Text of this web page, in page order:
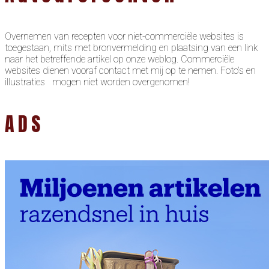
Overnemen van recepten voor niet-commerciële websites is
toegestaan, mits met bronvermelding en plaatsing van een link
naar het betreffende artikel op onze weblog. Commerciële
websites dienen vooraf contact met mij op te nemen. Foto’s en
illustraties mogen niet worden overgenomen!
ADS